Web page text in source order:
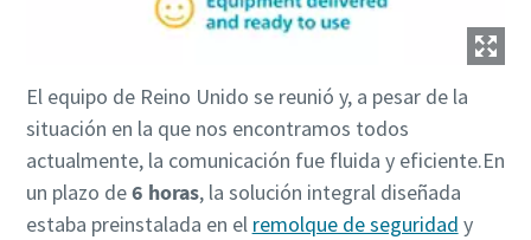
El equipo de Reino Unido se reunió y, a pesar de la
situación en la que nos encontramos todos
actualmente, la comunicación fue fluida y eficiente.En
un plazo de6 horas, la solución integral diseñada
estaba preinstalada en el remolque de seguridad y